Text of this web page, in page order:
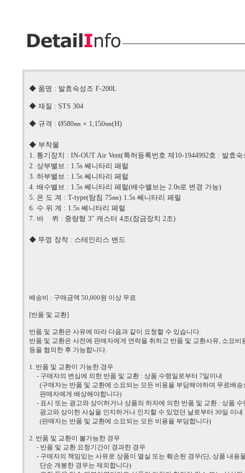
◆ 품명 : 발효숙성조 F-200L
◆ 재질 : STS 304
◆ 규격 : Ø580㎜ × 1,150㎜(H)
◆ 부착물
1. 통기장치 : IN-OUT Air Vent(특허등록번호 제10-1944992호 : 발효
2. 상부밸브 : 1.5s 쎄니타리 페럴
3. 하부밸브 : 1.5s 쎄니타리 페럴
4. 배수밸브 : 1.5s 쎄니타리 페럴(배수밸브는 2.0s로 변경 가능)
5. 온 도 계 : T-type(탐침 75㎜) 1.5s 쎄니타리 페럴
6. 수 위 계 : 1.5s 쎄니타리 페럴
7. 바 퀴 : 중량형 3" 캐스터 4조(잠금장치 2조)
◆ 뚜껑 장착 : 스테인리스 밴드
배송비 : 구매금액 50,000원 이상 무료
[반품 및 교환]
반품 및 교환은 사유에 따라 다음과 같이 요청할 수 있습니다.
반품 및 교환은 사전에 판매자에게 연락을 취하고 반품 및 교환사유, 소요비
등을 협의한 후 가능합니다.
1. 반품 및 교환이 가능한 경우
- 구매자의 변심에 의한 반품 및 교환 : 상품 수령일로부터 7일이내
(구매자는 반품 및 교환에 소요되는 모든 비용을 부담해야하며 무료배송
판매자에게 배상해야합니다)
- 표시 또는 광고와 상이하거나 상품의 하자에 의한 반품 및 교환 : 상품
광고와 상이한 사실을 인지하거나 인지할 수 있었던 날로부터 30일 이내
(판매자는 반품 및 교환에 소요되는 모든 비용을 부담합니다)
2. 반품 및 교환이 불가능한 경우
- 반품 및 교환 요청기간이 경과한 경우
- 구매자의 책임있는 사유로 상품이 멸실 또는 훼손된 경우(단, 상품 내용
단순 개봉한 경우는 제외합니다)